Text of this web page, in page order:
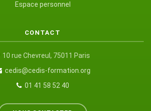
Espace personnel
CONTACT
10 rue Chevreul, 75011 Paris
cedis@cedis-formation.org
01 41 58 52 40